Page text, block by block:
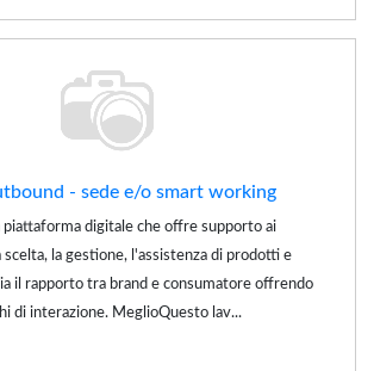
- sede e/o smart working
piattaforma digitale che offre supporto ai
la gestione, l'assistenza di prodotti e
il rapporto tra brand e consumatore offrendo
di interazione. MeglioQuesto lav...